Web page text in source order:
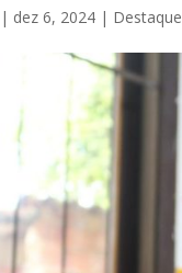
| dez 6, 2024 | Destaque